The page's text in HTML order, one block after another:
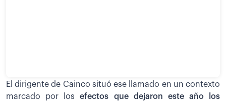
El dirigente de Cainco situó ese llamado en un contexto
marcado por losefectos que dejaron este año los